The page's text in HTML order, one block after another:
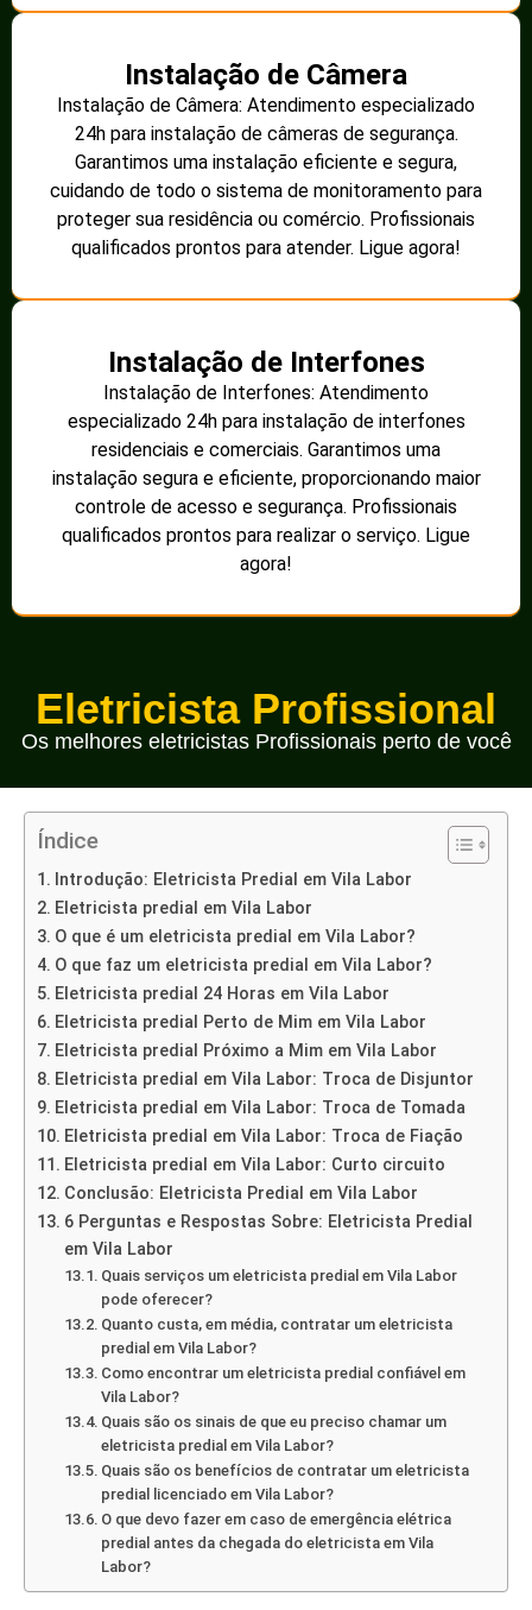
Instalação de Câmera
Instalação de Câmera: Atendimento especializado
24h para instalação de câmeras de segurança.
Garantimos uma instalação eficiente e segura,
cuidando de todo o sistema de monitoramento para
proteger sua residência ou comércio. Profissionais
qualificados prontos para atender. Ligue agora!
Instalação de Interfones
Instalação de Interfones: Atendimento
especializado 24h para instalação de interfones
residenciais e comerciais. Garantimos uma
instalação segura e eficiente, proporcionando maior
controle de acesso e segurança. Profissionais
qualificados prontos para realizar o serviço. Ligue
agora!
Eletricista Profissional
Os melhores eletricistas Profissionais perto de você
Índice
Introdução: Eletricista Predial em Vila Labor
Eletricista predial em Vila Labor
O que é um eletricista predial em Vila Labor?
O que faz um eletricista predial em Vila Labor?
Eletricista predial 24 Horas em Vila Labor
Eletricista predial Perto de Mim em Vila Labor
Eletricista predial Próximo a Mim em Vila Labor
Eletricista predial em Vila Labor: Troca de Disjuntor
Eletricista predial em Vila Labor: Troca de Tomada
Eletricista predial em Vila Labor: Troca de Fiação
Eletricista predial em Vila Labor: Curto circuito
Conclusão: Eletricista Predial em Vila Labor
6 Perguntas e Respostas Sobre: Eletricista Predial
em Vila Labor
Quais serviços um eletricista predial em Vila Labor
pode oferecer?
Quanto custa, em média, contratar um eletricista
predial em Vila Labor?
Como encontrar um eletricista predial confiável em
Vila Labor?
Quais são os sinais de que eu preciso chamar um
eletricista predial em Vila Labor?
Quais são os benefícios de contratar um eletricista
predial licenciado em Vila Labor?
O que devo fazer em caso de emergência elétrica
predial antes da chegada do eletricista em Vila
Labor?